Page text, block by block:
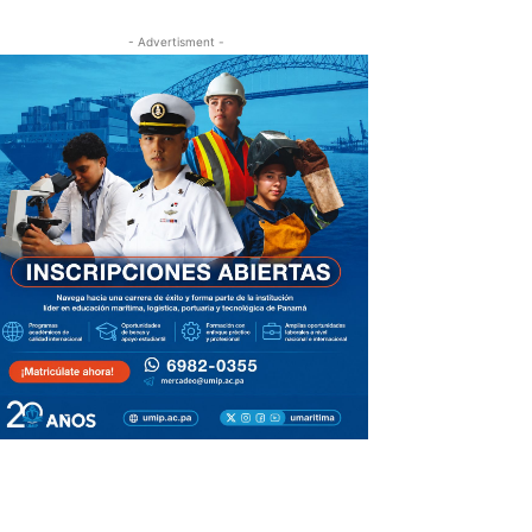
- Advertisment -